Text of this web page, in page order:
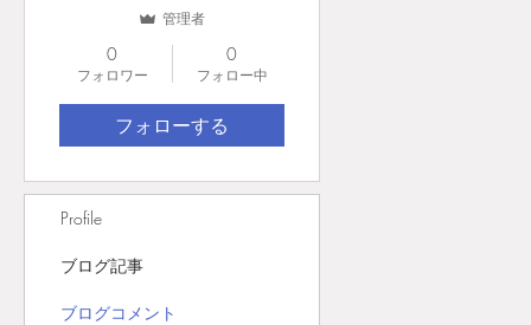
管理者
0
フォロワー
0
フォロー中
フォローする
Profile
ブログ記事
ブログコメント